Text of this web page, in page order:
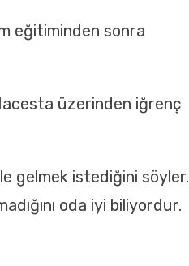
eğitiminden sonra
üzerinden iğrenç
gelmek istediğini söyler.
oda iyi biliyordur.